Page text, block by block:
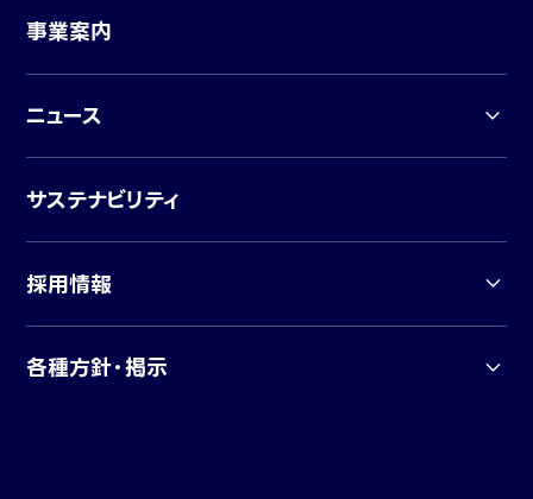
事業案内
ニュース
サステナビリティ
採用情報
各種方針・掲示